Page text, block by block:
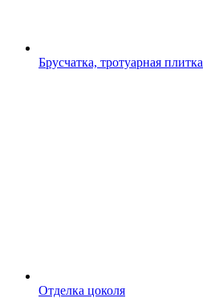
Брусчатка, тротуарная плитка
Отделка цоколя